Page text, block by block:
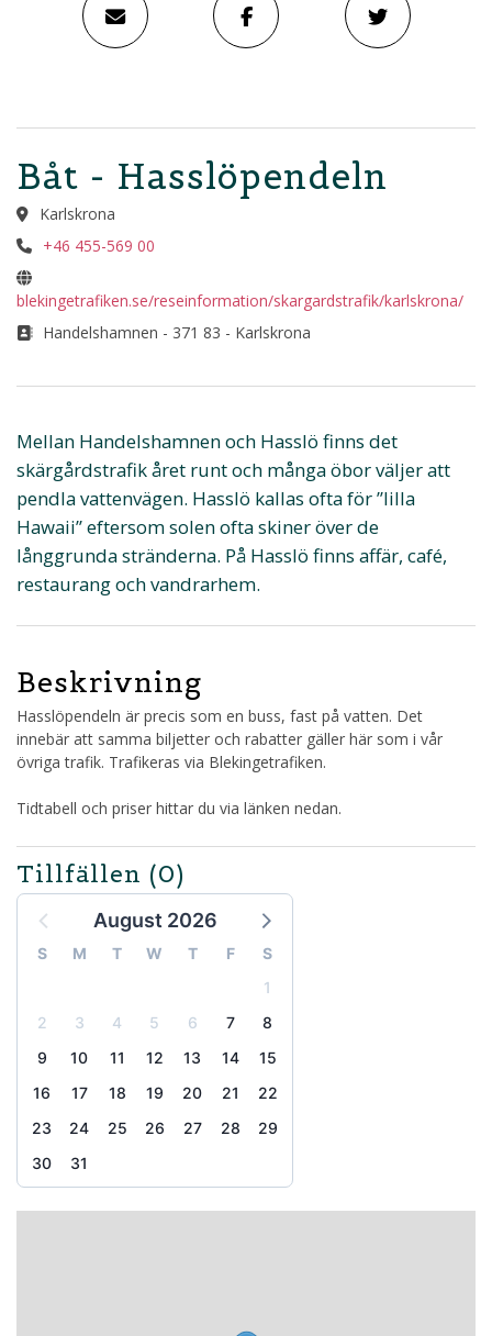
Båt - Hasslöpendeln
Karlskrona
+46 455-569 00
blekingetrafiken.se/reseinformation/skargardstrafik/karlskrona/
Handelshamnen - 371 83 - Karlskrona
Mellan Handelshamnen och Hasslö finns det
skärgårdstrafik året runt och många öbor väljer att
pendla vattenvägen. Hasslö kallas ofta för ”lilla
Hawaii” eftersom solen ofta skiner över de
långgrunda stränderna. På Hasslö finns affär, café,
restaurang och vandrarhem.
Beskrivning
Hasslöpendeln är precis som en buss, fast på vatten. Det
innebär att samma biljetter och rabatter gäller här som i vår
övriga trafik. Trafikeras via Blekingetrafiken.
Tidtabell och priser hittar du via länken nedan.
Tillfällen (0)
August 2026
S M T W T F
S
1
2
3 4 5 6 7
8
9
10 11 12 13 14
15
16
17 18 19 20 21
22
23
24 25 26 27 28
29
30
31